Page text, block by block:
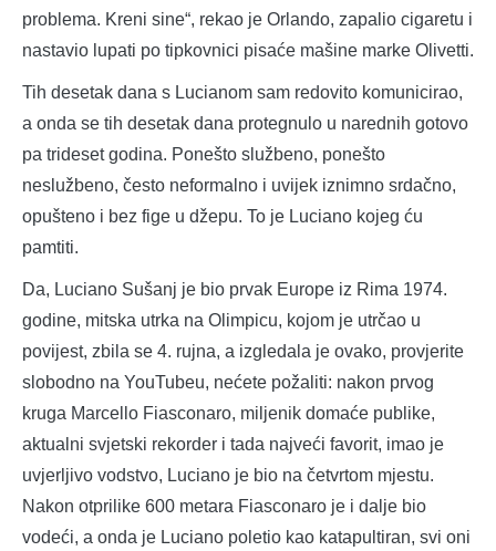
problema. Kreni sine“, rekao je Orlando, zapalio cigaretu i
nastavio lupati po tipkovnici pisaće mašine marke Olivetti.
Tih desetak dana s Lucianom sam redovito komunicirao,
a onda se tih desetak dana protegnulo u narednih gotovo
pa trideset godina. Ponešto službeno, ponešto
neslužbeno, često neformalno i uvijek iznimno srdačno,
opušteno i bez fige u džepu. To je Luciano kojeg ću
pamtiti.
Da, Luciano Sušanj je bio prvak Europe iz Rima 1974.
godine, mitska utrka na Olimpicu, kojom je utrčao u
povijest, zbila se 4. rujna, a izgledala je ovako, provjerite
slobodno na YouTubeu, nećete požaliti: nakon prvog
kruga Marcello Fiasconaro, miljenik domaće publike,
aktualni svjetski rekorder i tada najveći favorit, imao je
uvjerljivo vodstvo, Luciano je bio na četvrtom mjestu.
Nakon otprilike 600 metara Fiasconaro je i dalje bio
vodeći, a onda je Luciano poletio kao katapultiran, svi oni